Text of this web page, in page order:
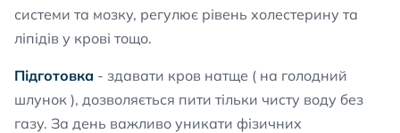
системи та мозку, регулює рівень холестерину та
ліпідів у крові тощо.
Підготовка - здавати кров натще ( на голодний
шлунок ), дозволяється пити тільки чисту воду без
газу. За день важливо уникати фізичних